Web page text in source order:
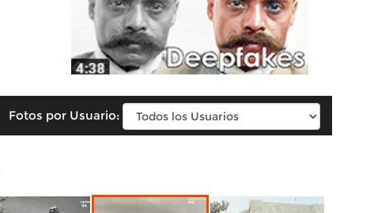
Fotos por Usuario: